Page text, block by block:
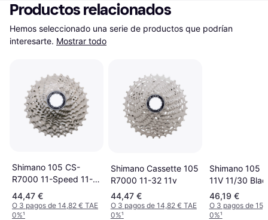
Productos relacionados
Hemos seleccionado una serie de productos que podrían
interesarte. Mostrar todo
Shimano 105 CS-
R7000 11-Speed 11-
34T
44,47 €
O 3 pagos de 14,82 € TAE
0%¹
Shimano Cassette 105
R7000 11-32 11v
44,47 €
O 3 pagos de 14,82 € TAE
0%¹
Shimano 105
11V 11/30
46,19 €
O 3 pagos de
0%¹